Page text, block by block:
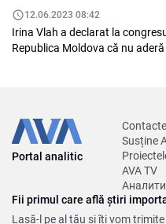
12.06.2023 08:42
Irina Vlah a declarat la
Republica Moldova că nu
Portal analitic
Contacte
Susține
AVA TV
Fii primul care află știri
Lasă-l pe al tău și îți vom